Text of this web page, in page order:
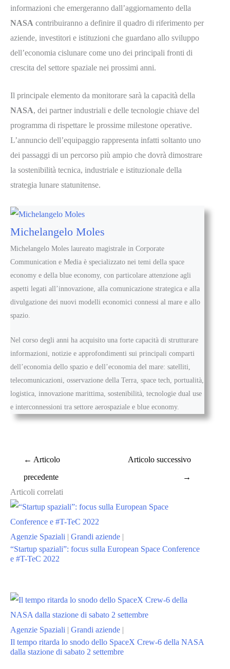
informazioni che emergeranno dall’aggiornamento della
NASA contribuiranno a definire il quadro di riferimento per
aziende, investitori e istituzioni che guardano allo sviluppo
dell’economia cislunare come uno dei principali fronti di
crescita del settore spaziale nei prossimi anni.
Il principale elemento da monitorare sarà la capacità della
NASA, dei partner industriali e delle tecnologie chiave del
programma di rispettare le prossime milestone operative.
L’annuncio dell’equipaggio rappresenta infatti soltanto uno
dei passaggi di un percorso più ampio che dovrà dimostrare
la sostenibilità tecnica, industriale e istituzionale della
strategia lunare statunitense.
Michelangelo Moles
Michelangelo Moles laureato magistrale in Corporate
Communication e Media è specializzato nei temi della space
economy e della blue economy, con particolare attenzione agli
aspetti legati all’innovazione, alla comunicazione strategica e alla
divulgazione dei nuovi modelli economici connessi al mare e allo
spazio.
Nel corso degli anni ha acquisito una forte capacità di strutturare
informazioni, notizie e approfondimenti sui principali comparti
dell’economia dello spazio e dell’economia del mare: satelliti,
telecomunicazioni, osservazione della Terra, space tech, portualità,
logistica, innovazione marittima, sostenibilità, tecnologie dual use
e interconnessioni tra settore aerospaziale e blue economy.
← Articolo
precedente
Articolo successivo
→
Articoli correlati
Agenzie Spaziali Grandi aziende
“Startup spaziali”: focus sulla European Space Conference
e #T-TeC 2022
Agenzie Spaziali Grandi aziende
Il tempo ritarda lo snodo dello SpaceX Crew-6 della NASA
dalla stazione di sabato 2 settembre